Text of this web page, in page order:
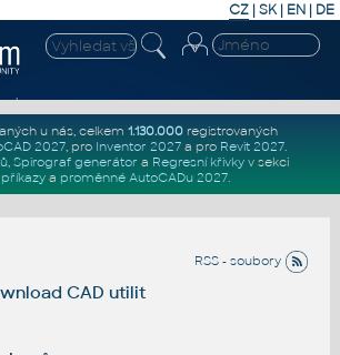
CZ | SK| EN | DE
u nás, celkem 1.130.000registrovaných
2027, pro Inventor 2027a pro Revit 2027.
, Spirograf generátor a Regresní křivkyv sekci
příkazya proměnné AutoCADu 2027.
RSS - soubory
CAD utilit